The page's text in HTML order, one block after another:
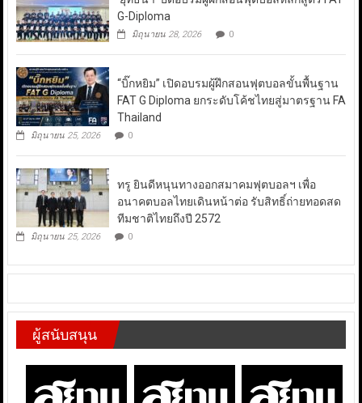
G-Diploma
มิถุนายน 28, 2026 0
“บิ๊กหยิม” เปิดอบรมผู้ฝึกสอนฟุตบอลขั้นพื้นฐาน
FAT G Diploma ยกระดับโค้ชไทยสู่มาตรฐาน FA
Thailand
มิถุนายน 25, 2026 0
ทรู ยินดีหนุนทางออกสมาคมฟุตบอลฯ เพื่อ
อนาคตบอลไทยเดินหน้าต่อ รับสิทธิ์ถ่ายทอดสด
ทีมชาติไทยถึงปี 2572
มิถุนายน 25, 2026 0
ผู้สนับสนุน